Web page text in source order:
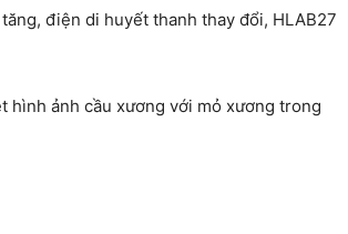
điện di huyết thanh thay đổi, HLAB27
hình ảnh cầu xương với mỏ xương trong